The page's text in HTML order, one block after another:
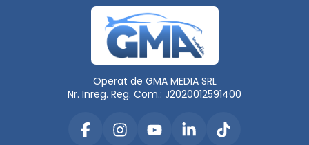
Operat de GMA MEDIA SRL
Nr. Inreg. Reg. Com.: J2020012591400